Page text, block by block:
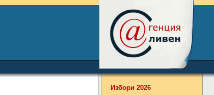
Избори 2026